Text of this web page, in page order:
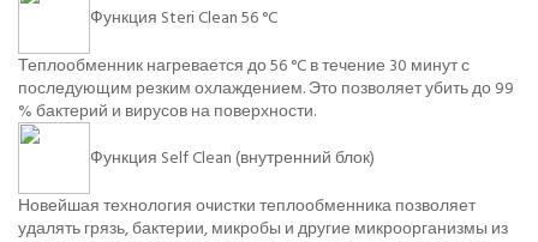
Функция Steri Clean 56 °C
Теплообменник нагревается до 56 °C в течение 30 минут с
последующим резким охлаждением. Это позволяет убить до 99
% бактерий и вирусов на поверхности.
Функция Self Clean (внутренний блок)
Новейшая технология очистки теплообменника позволяет
удалять грязь, бактерии, микробы и другие микроорганизмы из